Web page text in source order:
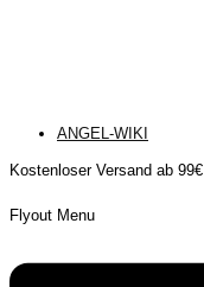
ANGEL-WIKI
Kostenloser Versand ab 99€
Flyout Menu